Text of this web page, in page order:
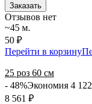
Заказать
Отзывов нет
~45 м.
50 ₽
Перейти в корзину
25 роз 60 см
- 48%Экономия 4 122
8 561 ₽